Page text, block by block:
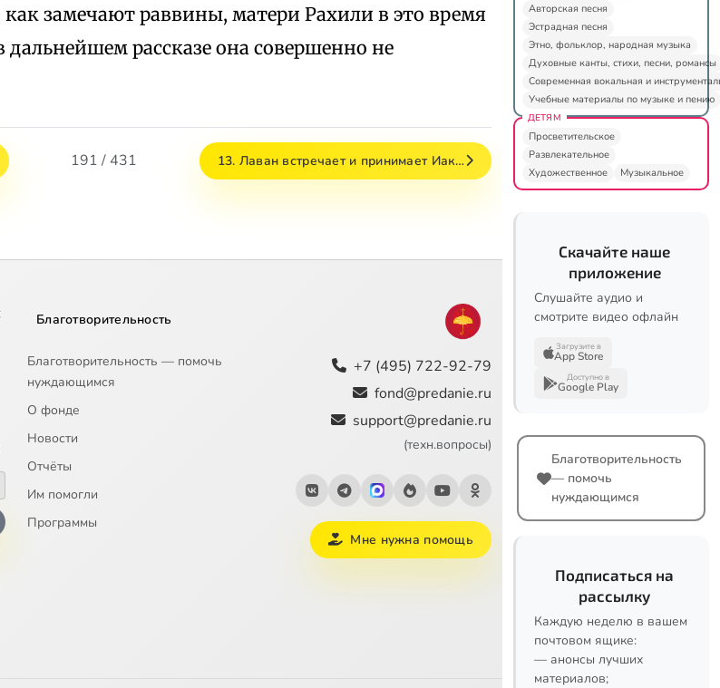
замечают раввины, матери Рахили в это время
рассказе она совершенно не
191 / 431 13. Лаван встречает и принимает Иак…
Благотворительность
Благотворительность — помочь
нуждающимся
О фонде
Новости
Отчёты
Им помогли
Программы
+7 (495) 722-92-79
fond@predanie.ru
support@predanie.ru
(техн.вопросы)
Мне нужна помощь
Авторская песня
Эстрадная песня
Этно, фольклор, народная музыка
Духовные канты, стихи, песни, романсы
Современная вокальная и
Учебные материалы по музыке и пению
ДЕТЯМ
Просветительское
Развлекательное
Художественное
Музыкальное
Скачайте наше
приложение
Слушайте аудио и
смотрите видео офлайн
Загрузите в
App Store
Доступно в
Google Play
Благотворительность
— помочь
нуждающимся
Подписаться на
рассылку
Каждую неделю в вашем
почтовом ящике:
— анонсы лучших
материалов;